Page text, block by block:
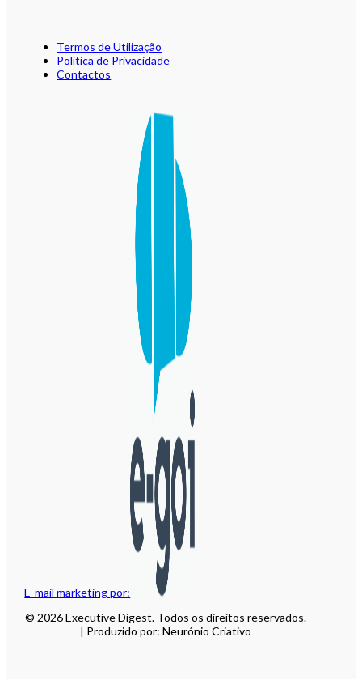
E-mail marketing por:
Termos de Utilização
Política de Privacidade
Contactos
© 2026 Executive Digest. Todos os direitos reservados.
| Produzido por: Neurónio Criativo